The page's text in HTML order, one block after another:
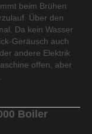
beim Brühen
Über den
Da kein Wasser
Geräusch auch
andere Elektrik
offen, aber
Boiler